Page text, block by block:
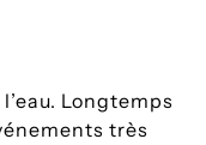
Longtemps
très